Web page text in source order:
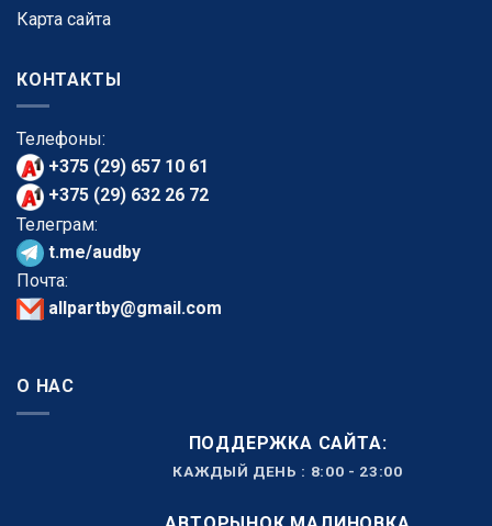
Карта сайта
КОНТАКТЫ
Телефоны:
+375 (29) 657 10 61
+375 (29) 632 26 72
Телеграм:
t.me/audby
Почта:
allpartby@gmail.com
О НАС
ПОДДЕРЖКА САЙТА:
КАЖДЫЙ ДЕНЬ : 8:00 - 23:00